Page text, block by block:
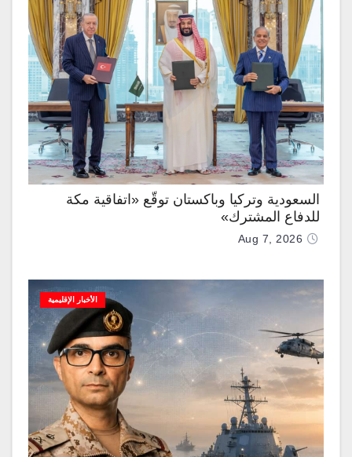
السعودية وتركيا وباكستان توقّع «اتفاقية مكة
للدفاع المشترك»
Aug 7, 2026
الأخبار الإقليمية